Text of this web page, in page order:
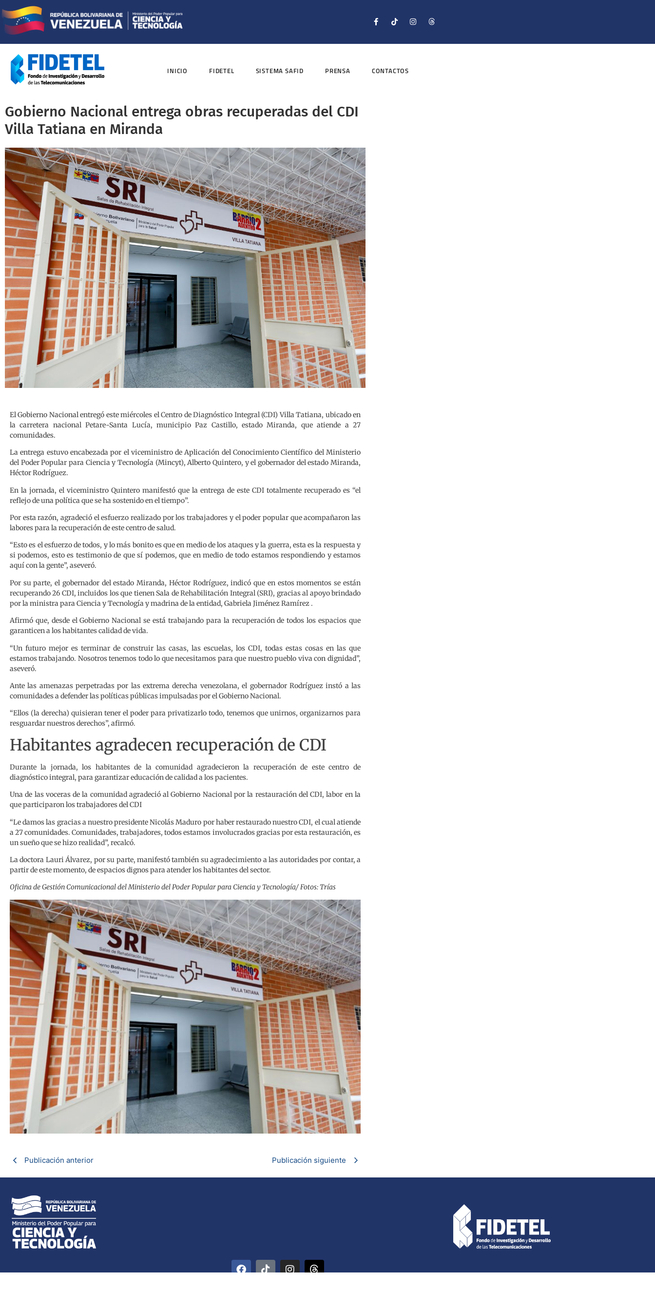
INICIO FIDETEL SISTEMA SAFID PRENSA CONTACTOS
Gobierno Nacional entrega obras recuperadas del CDI
Villa Tatiana en Miranda
El Gobierno Nacional entregó este miércoles el Centro de Diagnóstico Integral (CDI) Villa Tatiana, ubicado en
la carretera nacional Petare-Santa Lucía, municipio Paz Castillo, estado Miranda, que atiende a 27
comunidades.
La entrega estuvo encabezada por el viceministro de Aplicación del Conocimiento Científico del Ministerio
del Poder Popular para Ciencia y Tecnología (Mincyt), Alberto Quintero, y el gobernador del estado Miranda,
Héctor Rodríguez.
En la jornada, el viceministro Quintero manifestó que la entrega de este CDI totalmente recuperado es “el
reflejo de una política que se ha sostenido en el tiempo”.
Por esta razón, agradeció el esfuerzo realizado por los trabajadores y el poder popular que acompañaron las
labores para la recuperación de este centro de salud.
“Esto es el esfuerzo de todos, y lo más bonito es que en medio de los ataques y la guerra, esta es la respuesta y
si podemos, esto es testimonio de que sí podemos, que en medio de todo estamos respondiendo y estamos
aquí con la gente”, aseveró.
Por su parte, el gobernador del estado Miranda, Héctor Rodríguez, indicó que en estos momentos se están
recuperando 26 CDI, incluidos los que tienen Sala de Rehabilitación Integral (SRI), gracias al apoyo brindado
por la ministra para Ciencia y Tecnología y madrina de la entidad, Gabriela Jiménez Ramírez .
Afirmó que, desde el Gobierno Nacional se está trabajando para la recuperación de todos los espacios que
garanticen a los habitantes calidad de vida.
“Un futuro mejor es terminar de construir las casas, las escuelas, los CDI, todas estas cosas en las que
estamos trabajando. Nosotros tenemos todo lo que necesitamos para que nuestro pueblo viva con dignidad”,
aseveró.
Ante las amenazas perpetradas por las extrema derecha venezolana, el gobernador Rodríguez instó a las
comunidades a defender las políticas públicas impulsadas por el Gobierno Nacional.
“Ellos (la derecha) quisieran tener el poder para privatizarlo todo, tenemos que unirnos, organizarnos para
resguardar nuestros derechos”, afirmó.
Habitantes agradecen recuperación de CDI
Durante la jornada, los habitantes de la comunidad agradecieron la recuperación de este centro de
diagnóstico integral, para garantizar educación de calidad a los pacientes.
Una de las voceras de la comunidad agradeció al Gobierno Nacional por la restauración del CDI, labor en la
que participaron los trabajadores del CDI
“Le damos las gracias a nuestro presidente Nicolás Maduro por haber restaurado nuestro CDI, el cual atiende
a 27 comunidades. Comunidades, trabajadores, todos estamos involucrados gracias por esta restauración, es
un sueño que se hizo realidad”, recalcó.
La doctora Lauri Álvarez, por su parte, manifestó también su agradecimiento a las autoridades por contar, a
partir de este momento, de espacios dignos para atender los habitantes del sector.
Oficina de Gestión Comunicacional del Ministerio del Poder Popular para Ciencia y Tecnología/ Fotos: Trías
Publicación anterior Publicación siguiente